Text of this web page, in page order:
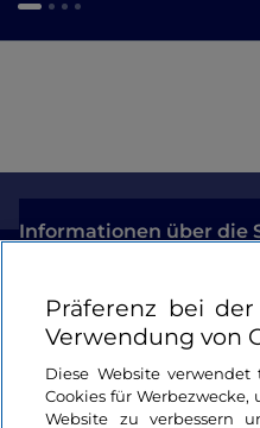
Informationen über die
Nützliche Links
Login
Bleiben wir in Kontakt
Präferenz bei
Verwendung von
Diese Website
Cookies für
Website zu verbessern